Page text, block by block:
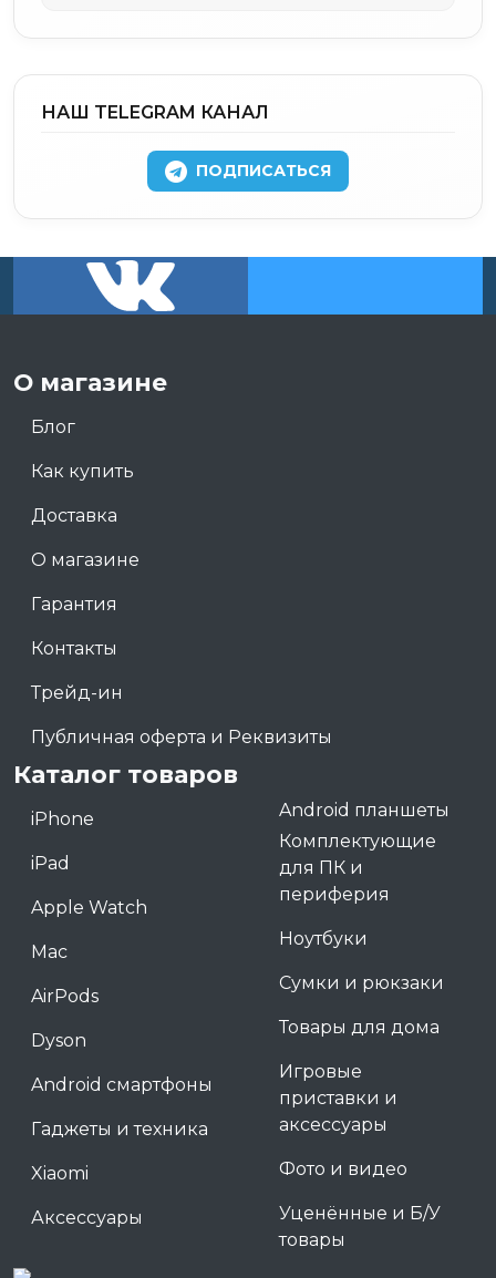
НАШ TELEGRAM КАНАЛ
ПОДПИСАТЬСЯ
О магазине
Блог
Как купить
Доставка
О магазине
Гарантия
Контакты
Трейд-ин
Публичная оферта и Реквизиты
Каталог товаров
iPhone
iPad
Apple Watch
Mac
AirPods
Dyson
Android смартфоны
Гаджеты и техника
Xiaomi
Аксессуары
Android планшеты
Комплектующие
для ПК и
периферия
Ноутбуки
Сумки и рюкзаки
Товары для дома
Игровые
приставки и
аксессуары
Фото и видео
Уценённые и Б/У
товары